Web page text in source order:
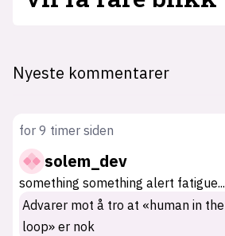
Nyeste kommentarer
for 9 timer siden
solem_dev
something something alert fatigue...
Advarer mot å tro at «human in the
loop» er nok